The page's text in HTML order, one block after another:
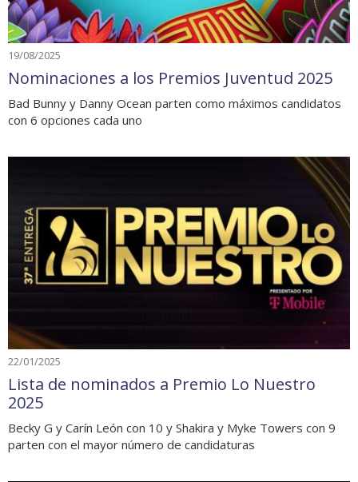
19/08/2025
Nominaciones a los Premios Juventud 2025
Bad Bunny y Danny Ocean parten como máximos candidatos
con 6 opciones cada uno
22/01/2025
Lista de nominados a Premio Lo Nuestro
2025
Becky G y Carín León con 10 y Shakira y Myke Towers con 9
parten con el mayor número de candidaturas